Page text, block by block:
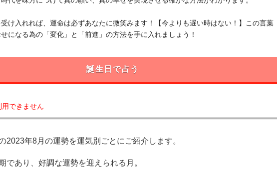
け入れれば、運命は必ずあなたに微笑みます！【今よりも遅い時はない！】この言葉
になる為の「変化」と「前進」の方法を手に入れましょう！
誕生日で占う
できません
2023年8月の運勢を運気別ごとにご紹介します。
であり、好調な運勢を迎えられる月。